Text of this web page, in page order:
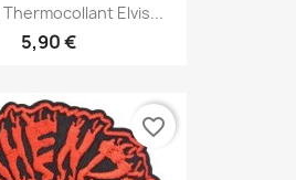
Elvis...
5,90 €
favorite_border